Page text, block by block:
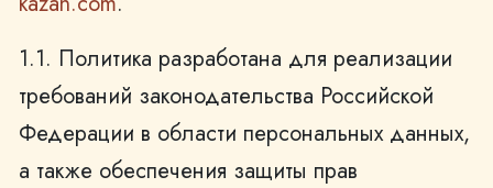
1.1. Политика разработана для реализации
требований законодательства Российской
Федерации в области персональных данных,
а также обеспечения защиты прав